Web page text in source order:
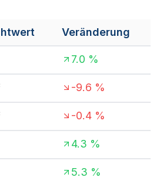
Veränderung
7.0 %
-9.6 %
-0.4 %
4.3 %
5.3 %